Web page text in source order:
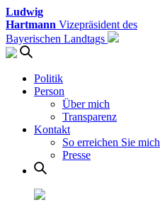
Ludwig
Hartmann Vizepräsident des
Bayerischen Landtags
Politik
Person
Über mich
Transparenz
Kontakt
So erreichen Sie mich
Presse